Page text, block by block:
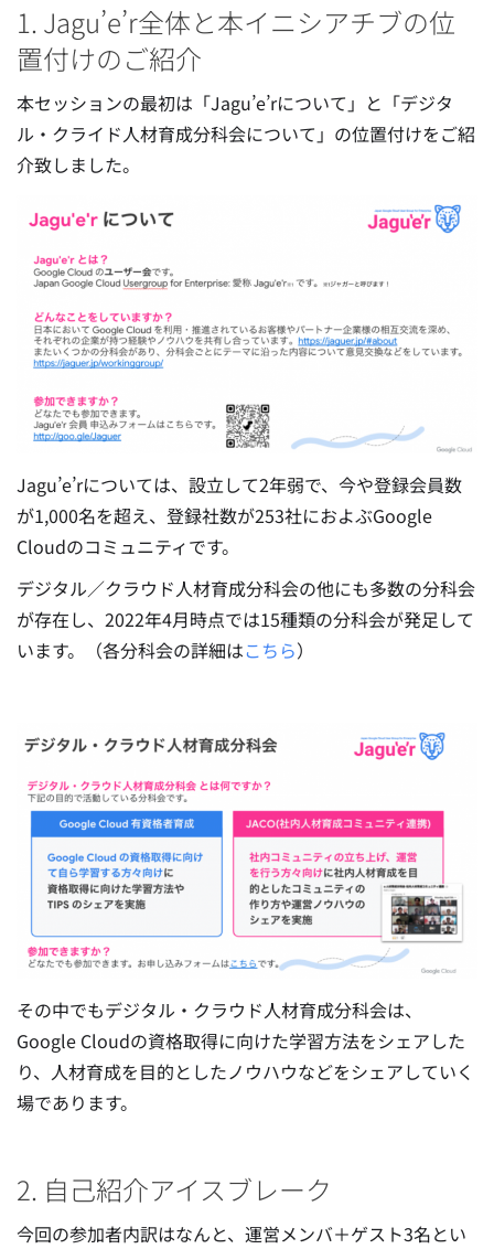
1. Jagu’e’r全体と本イニシアチブの位
置付けのご紹介
本セッションの最初は「Jagu’e’rについて」と「デジタ
ル・クライド人材育成分科会について」の位置付けをご紹
介致しました。
Jagu’e’rについては、設立して2年弱で、今や登録会員数
が1,000名を超え、登録社数が253社におよぶGoogle
Cloudのコミュニティです。
デジタル／クラウド人材育成分科会の他にも多数の分科会
が存在し、2022年4月時点では15種類の分科会が発足して
います。（各分科会の詳細はこちら）
その中でもデジタル・クラウド人材育成分科会は、
Google Cloudの資格取得に向けた学習方法をシェアした
り、人材育成を目的としたノウハウなどをシェアしていく
場であります。
2. 自己紹介アイスブレーク
今回の参加者内訳はなんと、運営メンバ＋ゲスト3名とい